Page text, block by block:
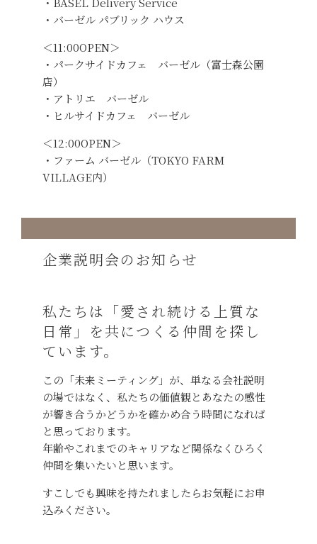
・バーゼル パブリック ハウス
＜11:00OPEN＞
・パークサイドカフェ バーゼル（富士森公園
店）
・アトリエ バーゼル
・ヒルサイドカフェ バーゼル
＜12:00OPEN＞
・ファーム バーゼル（TOKYO FARM
VILLAGE内）
企業説明会のお知らせ
私たちは「愛され続ける上質な
日常」を共につくる仲間を探し
ています。
この「未来ミーティング」が、単なる会社説明
の場ではなく、私たちの価値観とあなたの感性
が響き合うかどうかを確かめ合う時間になれば
と思っております。
年齢やこれまでのキャリアなど関係なくひろく
仲間を集いたいと思います。
すこしでも興味を持たれましたらお気軽にお申
込みください。